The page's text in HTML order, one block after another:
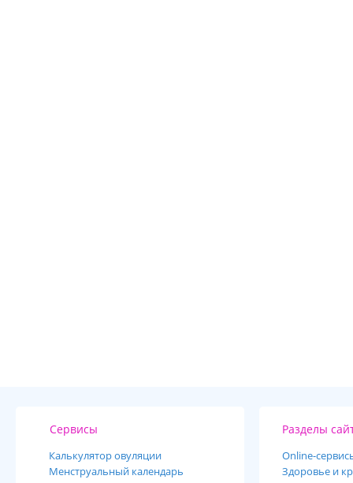
Сервисы
Калькулятор овуляции
Менструальный календарь
Разделы
Online-
Здоровье и